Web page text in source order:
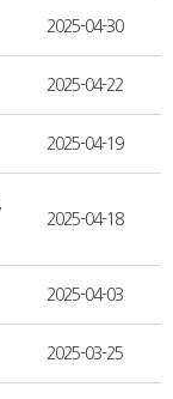
2025-04-30
2025-04-22
2025-04-19
2025-04-18
2025-04-03
2025-03-25